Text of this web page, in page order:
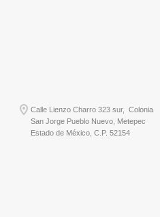
Calle Lienzo Charro 323 sur, Colonia
San Jorge Pueblo Nuevo, Metepec
Estado de México, C.P. 52154